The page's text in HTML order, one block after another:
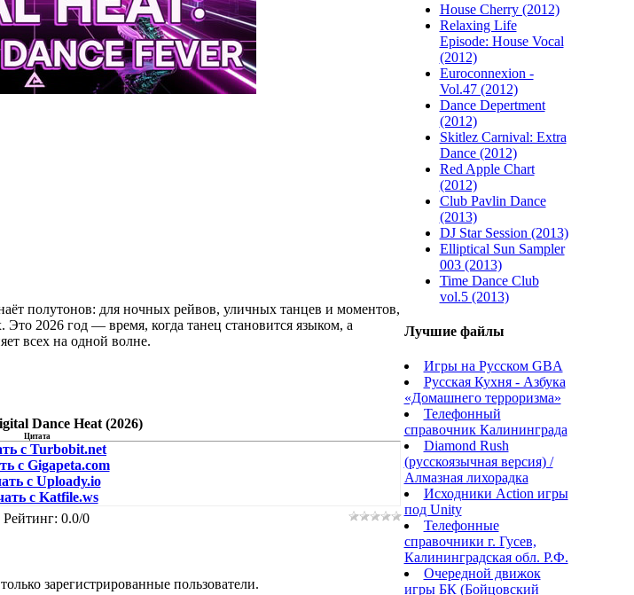
полутонов: для ночных рейвов, уличных танцев и моментов,
Это 2026 год — время, когда танец становится языком, а
всех на одной волне.
Dance Heat (2026)
Цитата
с Turbobit.net
с Gigapeta.com
с Uploady.io
с Katfile.ws
Рейтинг: 0.0/0
зарегистрированные пользователи.
House Cherry (2012)
Relaxing Life
Episode: House Vocal
(2012)
Euroconnexion -
Vol.47 (2012)
Dance Depertment
(2012)
Skitlez Carnival: Extra
Dance (2012)
Red Apple Chart
(2012)
Club Pavlin Dance
(2013)
DJ Star Session (2013)
Elliptical Sun Sampler
003 (2013)
Time Dance Club
vol.5 (2013)
Лучшие файлы
Игры на Русском GBA
Русская Кухня - Азбука
«Домашнего терроризма»
Телефонный
справочник Калининграда
Diamond Rush
(русскоязычная версия) /
Алмазная лихорадка
Исходники Action игры
под Unity
Телефонные
справочники г. Гусев,
Калининградская обл. Р.Ф.
Очередной движок
игры БК (Бойцовский